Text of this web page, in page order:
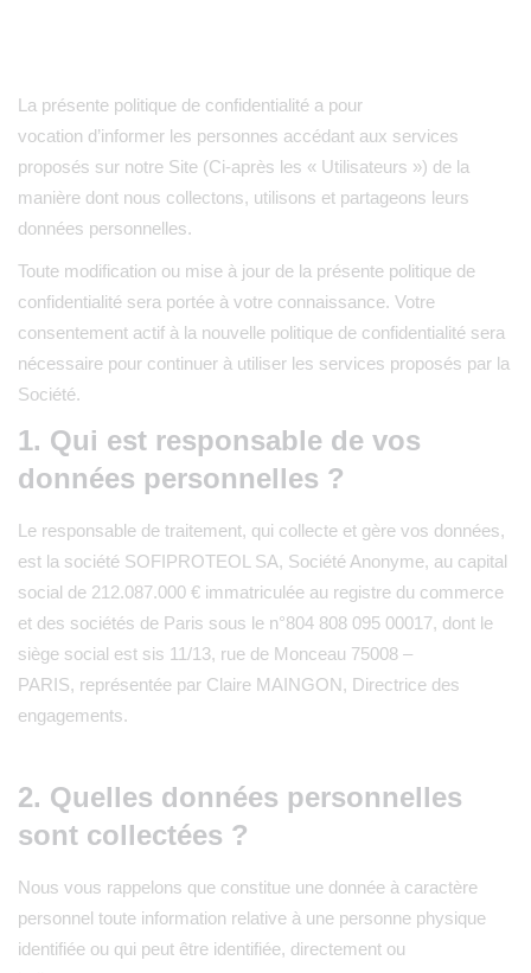
La présente politique de confidentialité a pour
vocation d’informer les personnes accédant aux services
proposés sur notre Site (Ci-après les « Utilisateurs ») de la
manière dont nous collectons, utilisons et partageons leurs
données personnelles.
Toute modification ou mise à jour de la présente politique de
confidentialité sera portée à votre connaissance. Votre
consentement actif à la nouvelle politique de confidentialité sera
nécessaire pour continuer à utiliser les services proposés par la
Société.
1. Qui est responsable de vos
données personnelles ?
Le responsable de traitement, qui collecte et gère vos données,
est la société SOFIPROTEOL SA, Société Anonyme, au capital
social de 212.087.000 €‬ immatriculée au registre du commerce
et des sociétés de Paris sous le n°804 808 095 00017, dont le
siège social est sis 11/13, rue de Monceau 75008 –
PARIS, représentée par Claire MAINGON, Directrice des
engagements.
2. Quelles données personnelles
sont collectées ?
Nous vous rappelons que constitue une donnée à caractère
personnel toute information relative à une personne physique
identifiée ou qui peut être identifiée, directement ou